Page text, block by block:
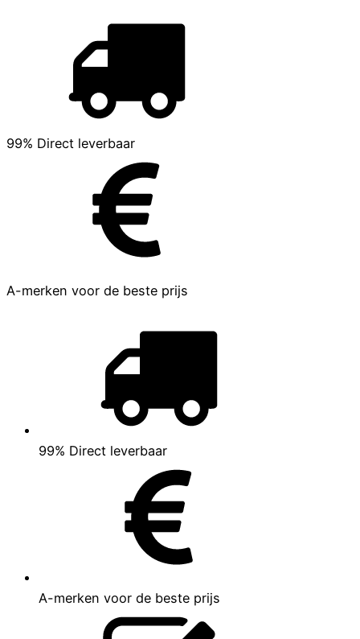
99% Direct leverbaar
A-merken voor de beste prijs
99% Direct leverbaar
A-merken voor de beste prijs